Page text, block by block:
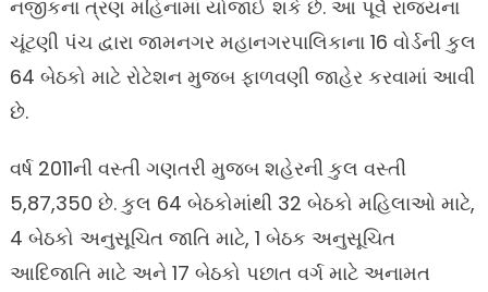
નજીકના ત્રણ મહિનામાં યોજાઈ શકે છે. આ પૂર્વે રાજ્યના
ચૂંટણી પંચ દ્વારા જામનગર મહાનગરપાલિકાના 16 વોર્ડની કુલ
64 બેઠકો માટે રોટેશન મુજબ ફાળવણી જાહેર કરવામાં આવી
છે.
વર્ષ 2011ની વસ્તી ગણતરી મુજબ શહેરની કુલ વસ્તી
5,87,350 છે. કુલ 64 બેઠકોમાંથી 32 બેઠકો મહિલાઓ માટે,
4 બેઠકો અનુસૂચિત જાતિ માટે, 1 બેઠક અનુસૂચિત
આદિજાતિ માટે અને 17 બેઠકો પછાત વર્ગ માટે અનામત